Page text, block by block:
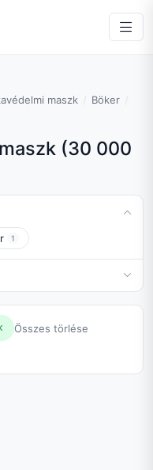
maszk
Böker
(30 000
1
Összes törlése